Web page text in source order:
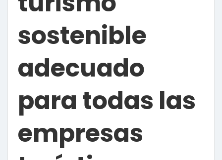
sostenible
adecuado
para todas las
empresas